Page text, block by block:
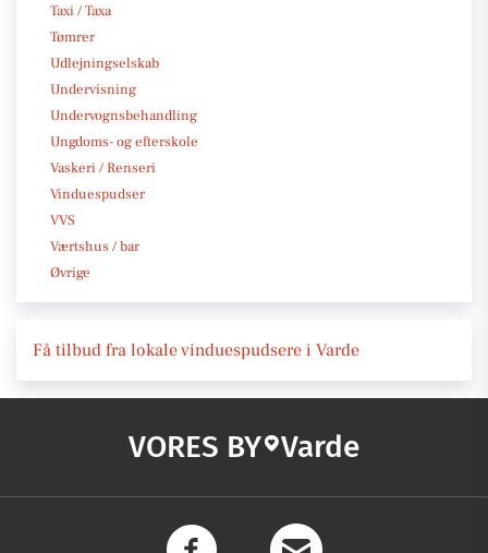
Taxi / Taxa
Tømrer
Udlejningselskab
Undervisning
Undervognsbehandling
Ungdoms- og efterskole
Vaskeri / Renseri
Vinduespudser
VVS
Værtshus / bar
Øvrige
Få tilbud fra lokale vinduespudsere i Varde
VORES BY Varde